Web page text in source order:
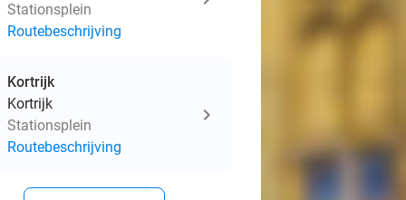
Stationsplein
Routebeschrijving
Kortrijk
Kortrijk
Stationsplein
Routebeschrijving